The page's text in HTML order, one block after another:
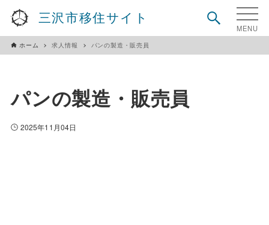
三沢市移住サイト
ホーム 求人情報 パンの製造・販売員
パンの製造・販売員
2025年11月04日